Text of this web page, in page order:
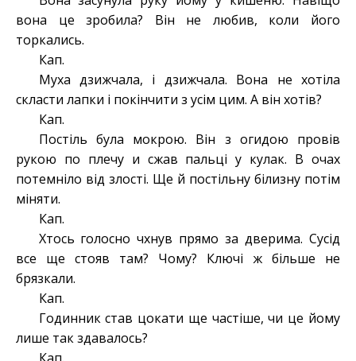
вона це зробила? Він не любив, коли його
торкались.
Кап.
Муха дзижчала, і дзижчала. Вона не хотіла
скласти лапки і покінчити з усім цим. А він хотів?
Кап.
Постіль була мокрою. Він з огидою провів
рукою по плечу и сжав пальці у кулак. В очах
потемніло від злості. Ще й постільну білизну потім
міняти.
Кап.
Хтось голосно чхнув прямо за дверима. Сусід
все ще стояв там? Чому? Ключі ж більше не
брязкали.
Кап.
Годинник став цокати ще частіше, чи це йому
лише так здавалось?